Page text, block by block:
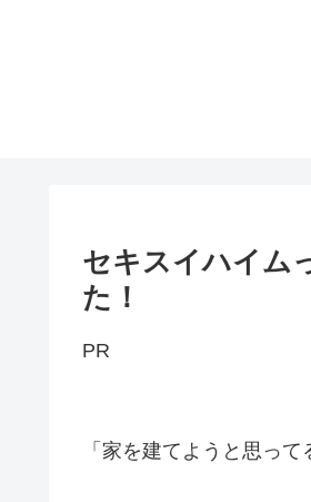
セキスイハイム
た！
PR
「家を建てようと思っ